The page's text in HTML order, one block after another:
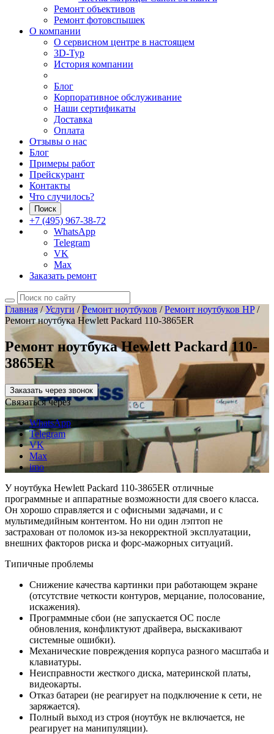
Ремонт объективов
Ремонт фотовспышек
О компании
О сервисном центре в настоящем
3D-Тур
История компании
Блог
Корпоративное обслуживание
Наши сертификаты
Доставка
Оплата
Отзывы о нас
Блог
Примеры работ
Прейскурант
Контакты
Что случилось?
Поиск
+7 (495) 967-38-72
WhatsApp
Telegram
VK
Max
Заказать ремонт
Главная/Услуги /Ремонт ноутбуков /Ремонт ноутбуков HP/
Ремонт ноутбука Hewlett Packard 110-3865ER
Ремонт ноутбука Hewlett Packard 110-
3865ER
Заказать через звонок
Связаться через
WhatsApp
Telegram
VK
Max
imo
У ноутбука Hewlett Packard 110-3865ER отличные
программные и аппаратные возможности для своего класса.
Он хорошо справляется и с офисными задачами, и с
мультимедийным контентом. Но ни один лэптоп не
застрахован от поломок из-за некорректной эксплуатации,
внешних факторов риска и форс-мажорных ситуаций.
Типичные проблемы
Снижение качества картинки при работающем экране
(отсутствие четкости контуров, мерцание, полосование,
искажения).
Программные сбои (не запускается ОС после
обновления, конфликтуют драйвера, выскакивают
системные ошибки).
Механические повреждения корпуса разного масштаба и
клавиатуры.
Неисправности жесткого диска, материнской платы,
видеокарты.
Отказ батареи (не реагирует на подключение к сети, не
заряжается).
Полный выход из строя (ноутбук не включается, не
реагирует на манипуляции).